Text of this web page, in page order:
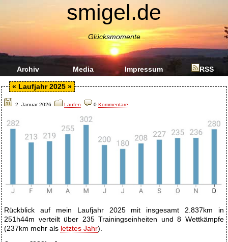
smigel.de
Glücksmomente
Archiv Media Impressum RSS
« Laufjahr 2025 »
2. Januar 2026 Laufen 0 Kommentare
Rückblick auf mein Laufjahr 2025 mit insgesamt 2.837km in
251h44m verteilt über 235 Trainingseinheiten und 8 Wettkämpfe
(237km mehr als letztes Jahr).